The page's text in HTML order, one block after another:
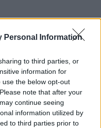
Personal Information
to third parties, or
information for
the below opt-out
note that after your
continue seeing
information utilized by
to third parties prior to